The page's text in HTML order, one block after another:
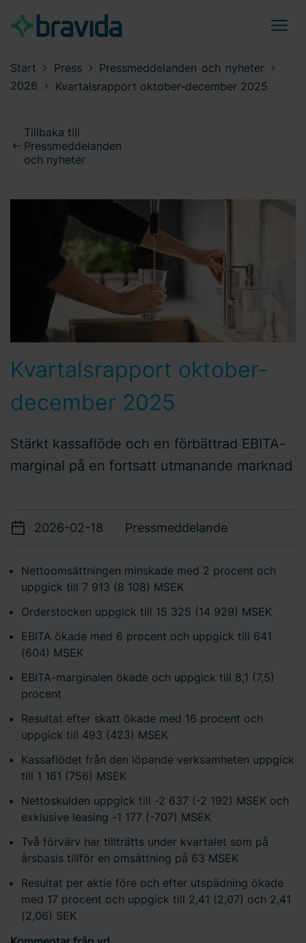
Start Press
Pressmeddelanden och nyheter
2026
Kvartalsrapport oktober-december 2025
Tillbaka till
Pressmeddelanden
och nyheter
Kvartalsrapport oktober-
december 2025
Stärkt kassaflöde och en förbättrad EBITA-
marginal på en fortsatt utmanande marknad
2026-02-18 Pressmeddelande
Nettoomsättningen minskade med 2 procent och
uppgick till 7 913 (8 108) MSEK
Orderstocken uppgick till 15 325 (14 929) MSEK
EBITA ökade med 6 procent och uppgick till 641
(604) MSEK
EBITA-marginalen ökade och uppgick till 8,1 (7,5)
procent
Resultat efter skatt ökade med 16 procent och
uppgick till 493 (423) MSEK
Kassaflödet från den löpande verksamheten uppgick
till 1 161 (756) MSEK
Nettoskulden uppgick till -2 637 (-2 192) MSEK och
exklusive leasing -1 177 (-707) MSEK
Två förvärv har tillträtts under kvartalet som på
årsbasis tillför en omsättning på 63 MSEK
Resultat per aktie före och efter utspädning ökade
med 17 procent och uppgick till 2,41 (2,07) och 2,41
(2,06) SEK